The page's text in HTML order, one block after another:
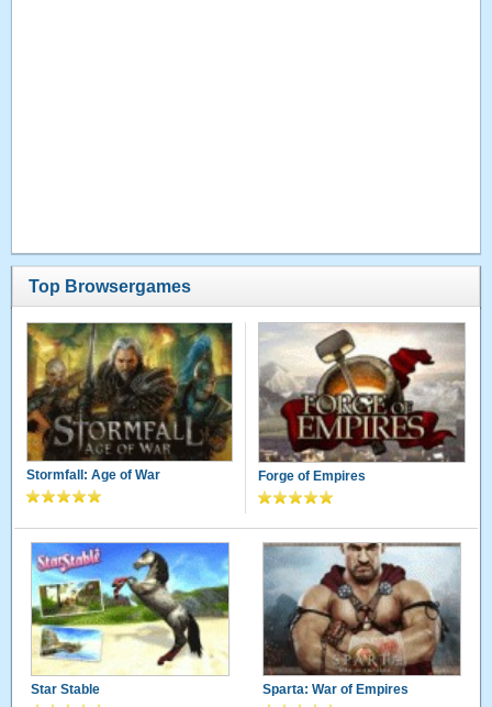
Top Browsergames
Stormfall: Age of War Forge of Empires
Star Stable Sparta: War of Empires